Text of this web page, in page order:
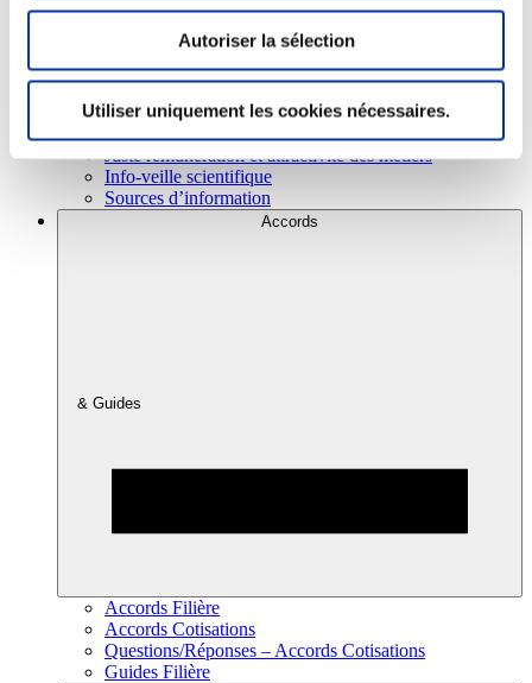
Autoriser la sélection
Utiliser uniquement les cookies nécessaires.
Sécurité sanitaire
Viandes et santé
Juste rémunération et attractivité des métiers
Info-veille scientifique
Sources d’information
Accords
& Guides
Accords Filière
Accords Cotisations
Questions/Réponses – Accords Cotisations
Guides Filière